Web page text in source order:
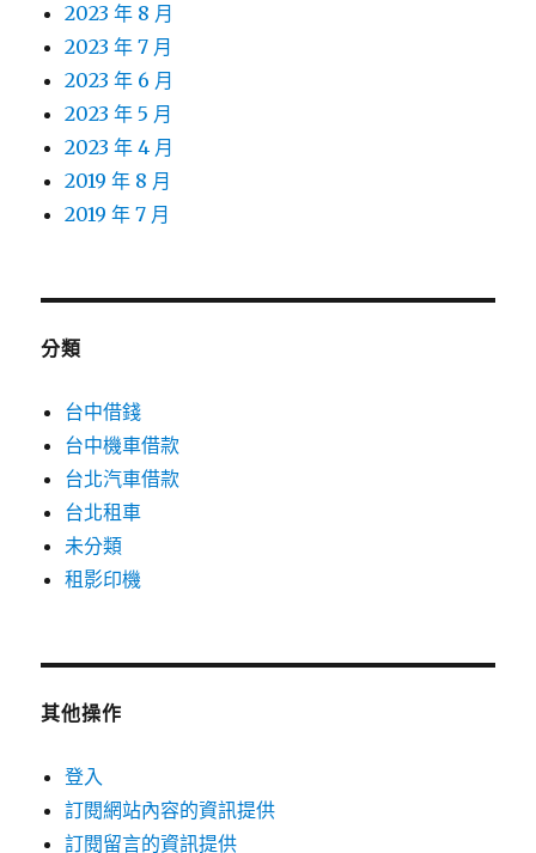
2023 年 8 月
2023 年 7 月
2023 年 6 月
2023 年 5 月
2023 年 4 月
2019 年 8 月
2019 年 7 月
分類
台中借錢
台中機車借款
台北汽車借款
台北租車
未分類
租影印機
其他操作
登入
訂閱網站內容的資訊提供
訂閱留言的資訊提供